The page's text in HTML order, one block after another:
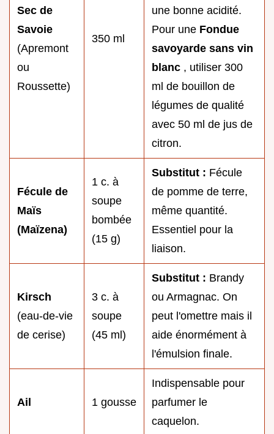
Sec de
Savoie
(Apremont
ou
Roussette)
350 ml
une bonne acidité.
Pour une Fondue
savoyarde sans vin
blanc , utiliser 300
ml de bouillon de
légumes de qualité
avec 50 ml de jus de
citron.
Fécule de
Maïs
(Maïzena)
1 c. à
soupe
bombée
(15 g)
Substitut : Fécule
de pomme de terre,
même quantité.
Essentiel pour la
liaison.
Kirsch
(eau-de-vie
de cerise)
3 c. à
soupe
(45 ml)
Substitut : Brandy
ou Armagnac. On
peut l'omettre mais il
aide énormément à
l'émulsion finale.
Ail 1 gousse
Indispensable pour
parfumer le
caquelon.